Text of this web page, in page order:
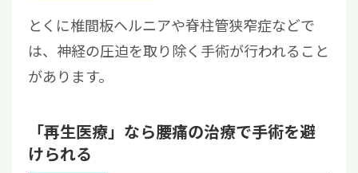
とくに椎間板ヘルニアや脊柱管狭窄症などで
は、神経の圧迫を取り除く手術が行われること
があります。
「再生医療」なら腰痛の治療で手術を避
けられる